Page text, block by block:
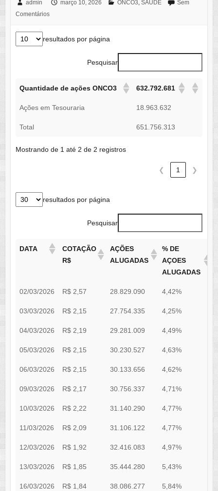
admin março 10, 2026 ONCO3, SAÚDE
Sem
Comentários
resultados por página
Pesquisar
Quantidade de ações ONCO3 632.792.681
Ações em Tesouraria 18.963.632
Total 651.756.313
Mostrando de 1 até 2 de 2 registros
❮ 1 ❯
resultados por página
Pesquisar
DATA
COTAÇÃO
R$
AÇÕES
ALUGADAS
% DE
AÇOES
ALUGADAS
02/03/2026 R$ 2,57 28.829.090 4,42%
03/03/2026 R$ 2,15 27.754.335 4,25%
04/03/2026 R$ 2,19 29.281.009 4,49%
05/03/2026 R$ 2,15 30.230.527 4,63%
06/03/2026 R$ 2,15 30.133.656 4,62%
09/03/2026 R$ 2,17 30.756.337 4,71%
10/03/2026 R$ 2,22 31.140.290 4,77%
11/03/2026 R$ 2,09 31.106.122 4,77%
12/03/2026 R$ 1,92 32.416.083 4,97%
13/03/2026 R$ 1,85 35.444.280 5,43%
16/03/2026 R$ 1,84 38.086.277 5,84%